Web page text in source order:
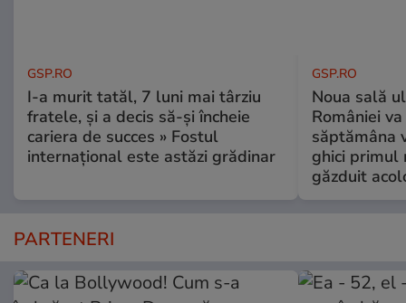
GSP.RO
I-a murit tatăl, 7 luni mai târziu
fratele, și a decis să-și încheie
cariera de succes » Fostul
internațional este astăzi grădinar
GSP.RO
Noua sală
României
săptămâna
ghici primul
găzduit
PARTENERI